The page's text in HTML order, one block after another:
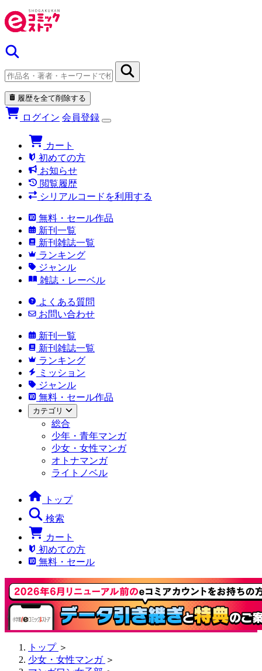
履歴を全て削除する
ログイン 会員登録
カート
初めての方
お知らせ
閲覧履歴
シリアルコードを利用する
無料・セール作品
新刊一覧
新刊雑誌一覧
ランキング
ジャンル
雑誌・レーベル
よくある質問
お問い合わせ
新刊一覧
新刊雑誌一覧
ランキング
ミッション
ジャンル
無料・セール作品
カテゴリ
総合
少年・青年マンガ
少女・女性マンガ
オトナマンガ
ライトノベル
トップ
検索
カート
初めての方
無料・セール
トップ ＞
少女・女性マンガ ＞